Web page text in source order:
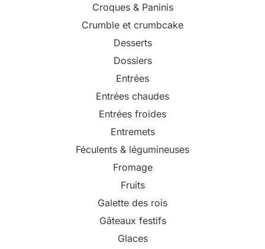
Croques & Paninis
Crumble et crumbcake
Desserts
Dossiers
Entrées
Entrées chaudes
Entrées froides
Entremets
Féculents & légumineuses
Fromage
Fruits
Galette des rois
Gâteaux festifs
Glaces